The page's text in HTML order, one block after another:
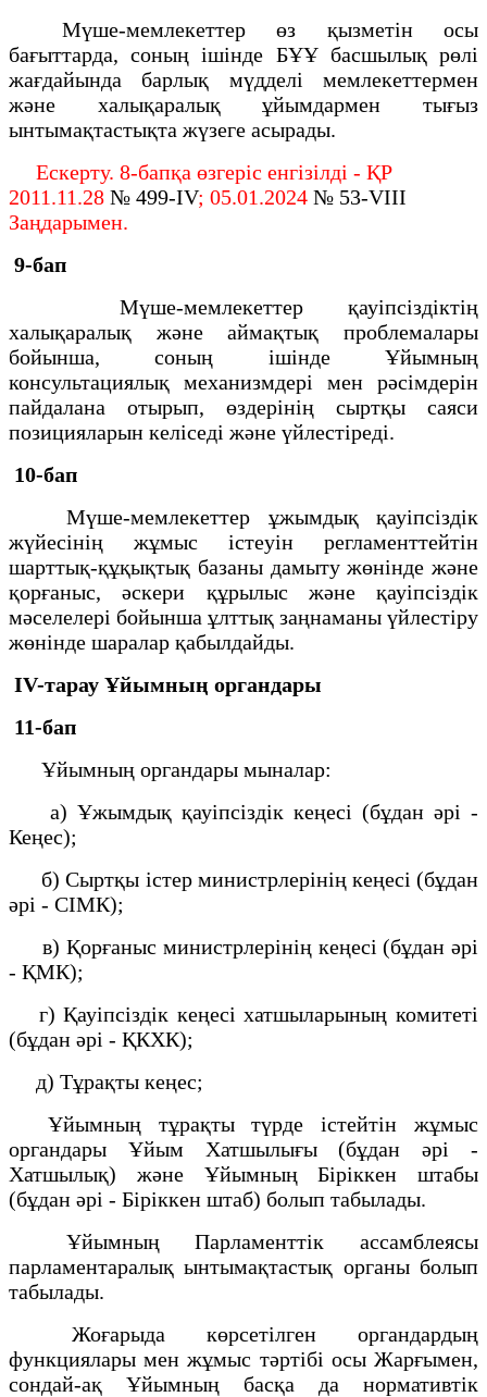
Мүше-мемлекеттер өз қызметiн осы
бағыттарда, соның iшiнде БҰҰ басшылық рөлi
жағдайында барлық мүдделi мемлекеттермен
және халықаралық ұйымдармен тығыз
ынтымақтастықта жүзеге асырады.
Ескерту. 8-бапқа өзгеріс енгізілді - ҚР
2011.11.28 № 499-IV; 05.01.2024 № 53-VIII
Заңдарымен.
9-бап
Мүше-мемлекеттер қауiпсiздiктiң
халықаралық және аймақтық проблемалары
бойынша, соның iшiнде Ұйымның
консультациялық механизмдерi мен рәсiмдерiн
пайдалана отырып, өздерiнiң сыртқы саяси
позицияларын келiседi және үйлестiредi.
10-бап
Мүше-мемлекеттер ұжымдық қауiпсiздiк
жүйесiнiң жұмыс істеуін регламенттейтiн
шарттық-құқықтық базаны дамыту жөнiнде және
қорғаныс, әскери құрылыс және қауiпсiздiк
мәселелерi бойынша ұлттық заңнаманы үйлестiру
жөнiнде шаралар қабылдайды.
IV-тарау Ұйымның органдары
11-бап
Ұйымның органдары мыналар:
а) Ұжымдық қауiпсiздiк кеңесi (бұдан әрi -
Кеңес);
б) Сыртқы iстер министрлерінің кеңесi (бұдан
әрi - СIМК);
в) Қорғаныс министрлерінің кеңесi (бұдан әрi
- ҚМК);
г) Қауiпсiздiк кеңесi хатшыларының комитетi
(бұдан әрi - ҚКХК);
д) Тұрақты кеңес;
Ұйымның тұрақты түрде істейтін жұмыс
органдары Ұйым Хатшылығы (бұдан әрі -
Хатшылық) және Ұйымның Біріккен штабы
(бұдан әрі - Біріккен штаб) болып табылады.
Ұйымның Парламенттік ассамблеясы
парламентаралық ынтымақтастық органы болып
табылады.
Жоғарыда көрсетілген органдардың
функциялары мен жұмыс тәртібі осы Жарғымен,
сондай-ақ Ұйымның басқа да нормативтік